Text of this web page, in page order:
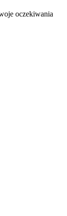
oczekiwania